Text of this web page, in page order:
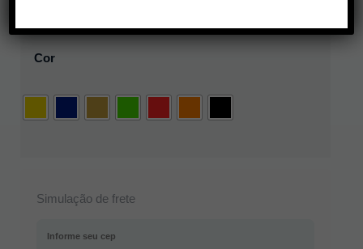
Cor
Simulação de frete